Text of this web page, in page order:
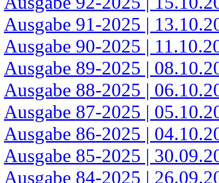
Ausgabe 91-2025 |
Ausgabe 90-2025 |
Ausgabe 89-2025 |
Ausgabe 88-2025 |
Ausgabe 87-2025 |
Ausgabe 86-2025 |
Ausgabe 85-2025 |
Ausgabe 84-2025 |